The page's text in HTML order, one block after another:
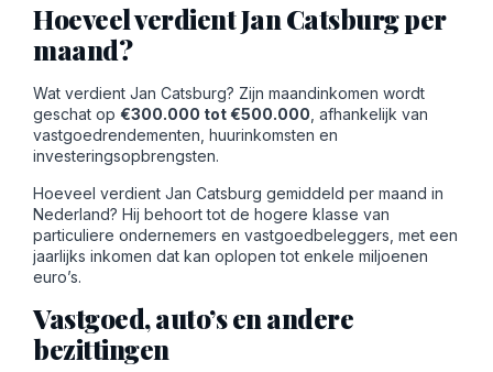
Hoeveel verdient Jan Catsburg per
maand?
Wat verdient Jan Catsburg? Zijn maandinkomen wordt
geschat op €300.000 tot €500.000 , afhankelijk van
vastgoedrendementen, huurinkomsten en
investeringsopbrengsten.
Hoeveel verdient Jan Catsburg gemiddeld per maand in
Nederland? Hij behoort tot de hogere klasse van
particuliere ondernemers en vastgoedbeleggers, met een
jaarlijks inkomen dat kan oplopen tot enkele miljoenen
euro’s.
Vastgoed, auto’s en andere
bezittingen